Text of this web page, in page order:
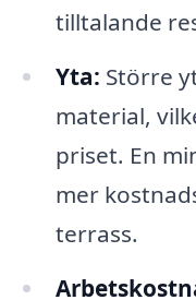
tilltalande
Yta: Större
material,
priset. En
mer
terrass.